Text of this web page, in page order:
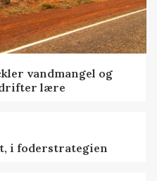
vandmangel og
lære
i foderstrategien